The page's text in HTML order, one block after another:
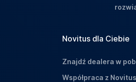
Novitus dla Ciebie
Znajdź dealera w
Współpraca z Novitus